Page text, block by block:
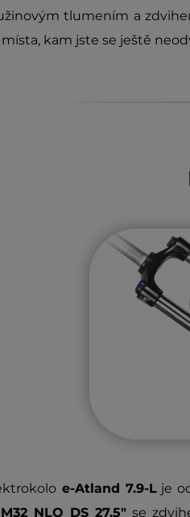
tlumením a
místa, kam jste se ještě
e-Atland 7.9-Lje
NLO DS 27,5" se